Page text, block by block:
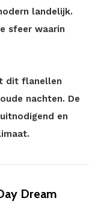
landelijk.
sfeer waarin
dit flanellen
nachten. De
en
Dream